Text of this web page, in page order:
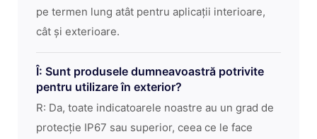
pe termen lung atât pentru aplicații interioare,
cât și exterioare.
Î: Sunt produsele dumneavoastră potrivite
pentru utilizare în exterior?
R: Da, toate indicatoarele noastre au un grad de
protecție IP67 sau superior, ceea ce le face